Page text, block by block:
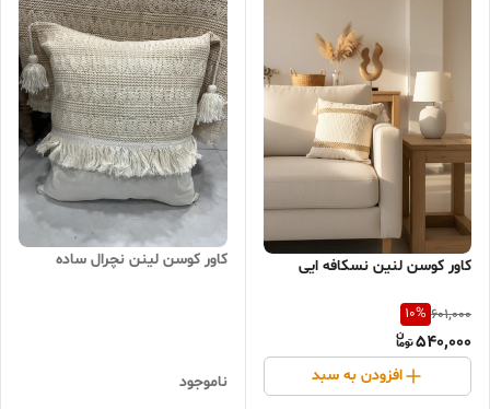
کاور کوسن لنین نسکافه ایی
601,000
10%
540,000
افزودن به سبد
کاور کوسن لینن نچرال ساده
ناموجود